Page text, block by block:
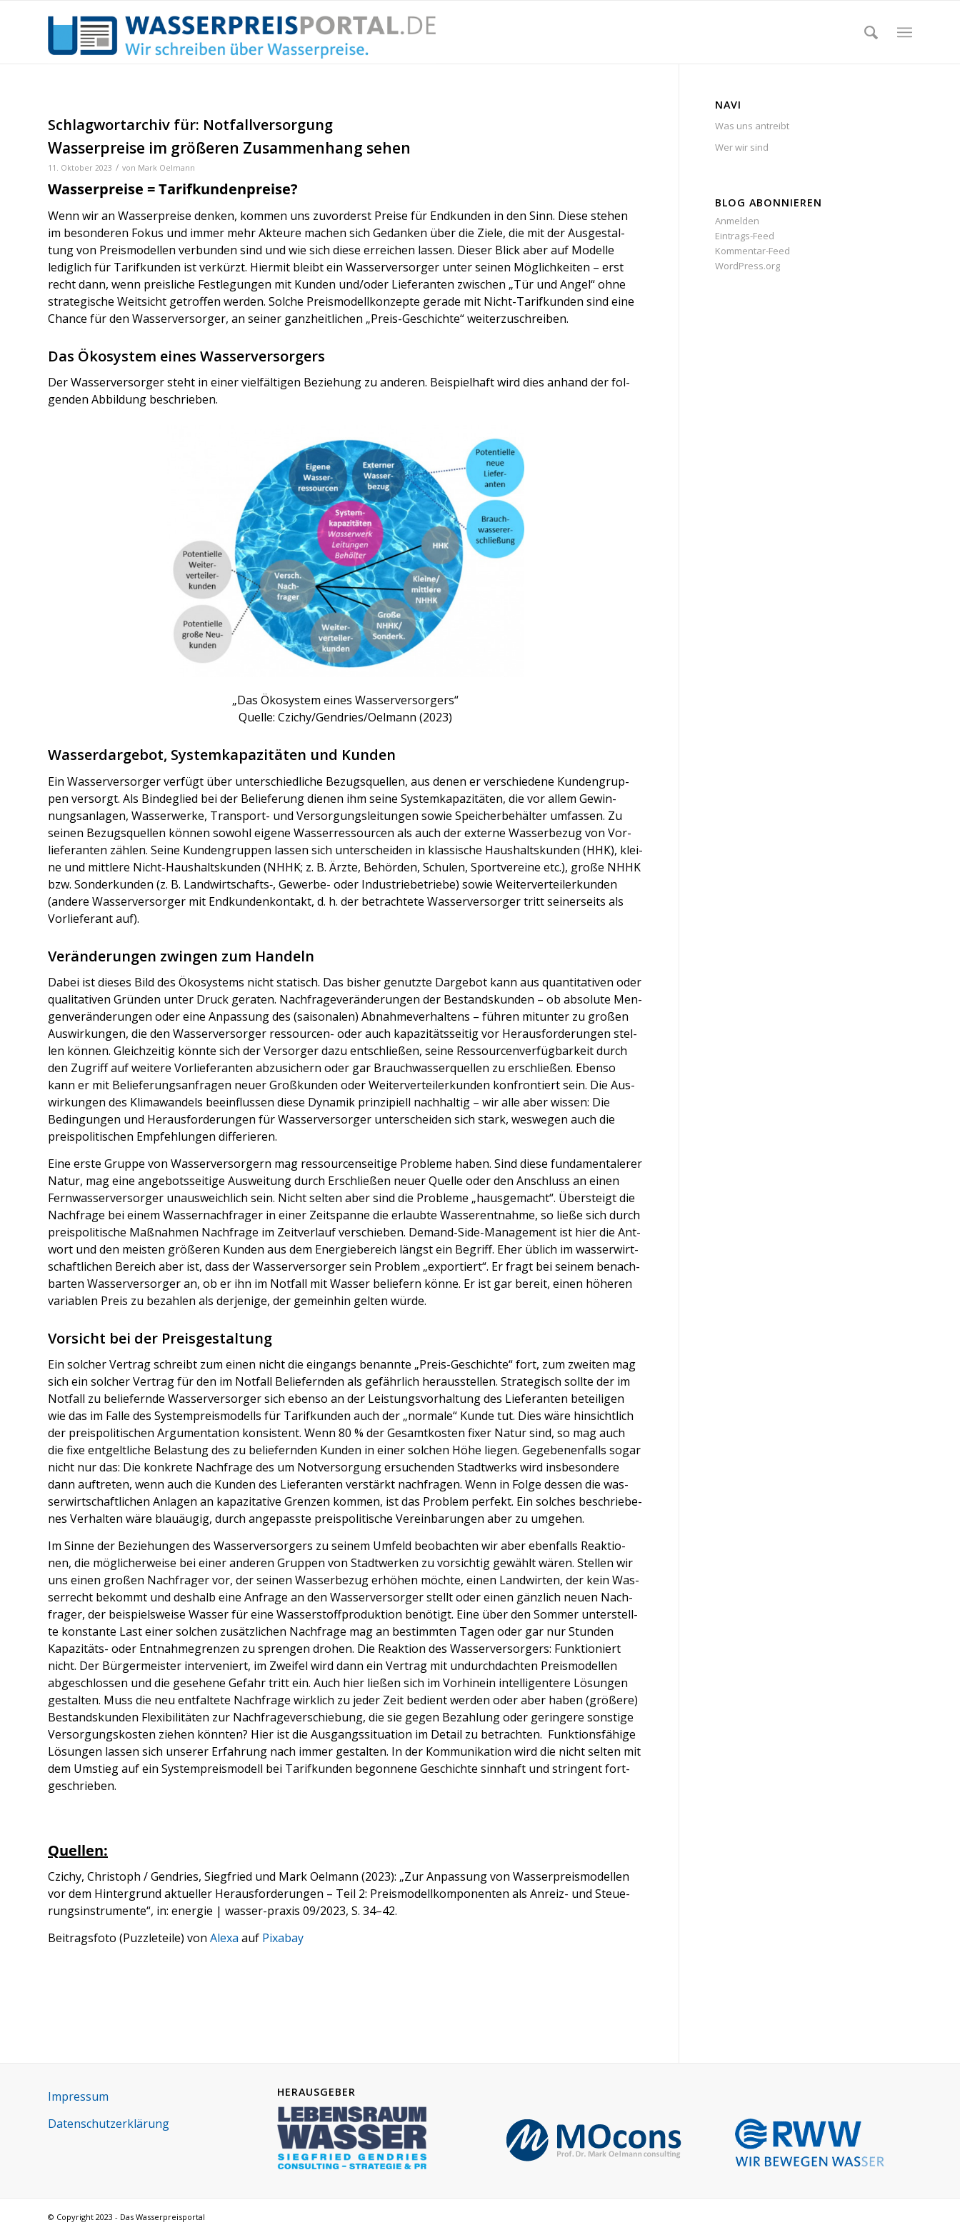
Schlagwortarchiv für: Notfallversorgung
Wasserpreise im größeren Zusammenhang sehen
11. Oktober 2023 / von Mark Oelmann
Wasserpreise = Tarifkundenpreise?
Wenn wir an Was­ser­prei­se den­ken, kom­men uns zuvor­derst Prei­se für End­kun­den in den Sinn. Die­se ste­hen
im beson­de­ren Fokus und immer mehr Akteu­re machen sich Gedan­ken über die Zie­le, die mit der Aus­ge­stal­
tung von Preis­mo­del­len ver­bun­den sind und wie sich die­se errei­chen las­sen. Die­ser Blick aber auf Model­le
ledig­lich für Tarif­kun­den ist ver­kürzt. Hier­mit bleibt ein Was­ser­ver­sor­ger unter sei­nen Mög­lich­kei­ten – erst
recht dann, wenn preis­li­che Fest­le­gun­gen mit Kun­den und/oder Lie­fe­ran­ten zwi­schen „Tür und Angel“ ohne
stra­te­gi­sche Weit­sicht getrof­fen wer­den. Sol­che Preis­mo­dell­kon­zep­te gera­de mit Nicht-Tarif­kun­den sind eine
Chan­ce für den Was­ser­ver­sor­ger, an sei­ner ganz­heit­li­chen „Preis-Geschich­te“ wei­ter­zu­schrei­ben.
Das Ökosystem eines Wasserversorgers
Der Was­ser­ver­sor­ger steht in einer viel­fäl­ti­gen Bezie­hung zu ande­ren. Bei­spiel­haft wird dies anhand der fol­
gen­den Abbil­dung beschrie­ben.
„Das Öko­sys­tem eines Was­ser­ver­sor­gers“
Quel­le: Czichy/Gendries/Oelmann (2023)
Wasserdargebot, Systemkapazitäten und Kunden
Ein Was­ser­ver­sor­ger ver­fügt über unter­schied­li­che Bezugs­quel­len, aus denen er ver­schie­de­ne Kun­den­grup­
pen ver­sorgt. Als Bin­de­glied bei der Belie­fe­rung die­nen ihm sei­ne Sys­tem­ka­pa­zi­tä­ten, die vor allem Gewin­
nungs­an­la­gen, Was­ser­wer­ke, Trans­port- und Ver­sor­gungs­lei­tun­gen sowie Spei­cher­be­häl­ter umfas­sen. Zu
sei­nen Bezugs­quel­len kön­nen sowohl eige­ne Was­ser­res­sour­cen als auch der exter­ne Was­ser­be­zug von Vor­
lie­fe­ran­ten zäh­len. Sei­ne Kun­den­grup­pen las­sen sich unter­schei­den in klas­si­sche Haus­halts­kun­den (HHK), klei­
ne und mitt­le­re Nicht-Haus­halts­kun­den (NHHK; z. B. Ärz­te, Behör­den, Schu­len, Sport­ver­ei­ne etc.), gro­ße NHHK
bzw. Son­der­kun­den (z. B. Landwirtschafts‑, Gewer­be- oder Indus­trie­be­trie­be) sowie Wei­ter­ver­tei­ler­kun­den
(ande­re Was­ser­ver­sor­ger mit End­kun­den­kon­takt, d. h. der betrach­te­te Was­ser­ver­sor­ger tritt sei­ner­seits als
Vor­lie­fe­rant auf).
Veränderungen zwingen zum Handeln
Dabei ist die­ses Bild des Öko­sys­tems nicht sta­tisch. Das bis­her genutz­te Dar­ge­bot kann aus quan­ti­ta­ti­ven oder
qua­li­ta­ti­ven Grün­den unter Druck gera­ten. Nach­fra­ge­ver­än­de­run­gen der Bestands­kun­den – ob abso­lu­te Men­
gen­ver­än­de­run­gen oder eine Anpas­sung des (sai­so­na­len) Abnah­me­ver­hal­tens – füh­ren mit­un­ter zu gro­ßen
Aus­wir­kun­gen, die den Was­ser­ver­sor­ger res­sour­cen- oder auch kapa­zi­täts­sei­tig vor Her­aus­for­de­run­gen stel­
len kön­nen. Gleich­zei­tig könn­te sich der Ver­sor­ger dazu ent­schlie­ßen, sei­ne Res­sour­cen­ver­füg­bar­keit durch
den Zugriff auf wei­te­re Vor­lie­fe­ran­ten abzu­si­chern oder gar Brauch­was­ser­quel­len zu erschlie­ßen. Eben­so
kann er mit Belie­fe­rungs­an­fra­gen neu­er Groß­kun­den oder Wei­ter­ver­tei­ler­kun­den kon­fron­tiert sein. Die Aus­
wir­kun­gen des Kli­ma­wan­dels beein­flus­sen die­se Dyna­mik prin­zi­pi­ell nach­hal­tig – wir alle aber wis­sen: Die
Bedin­gun­gen und Her­aus­for­de­run­gen für Was­ser­ver­sor­ger unter­schei­den sich stark, wes­we­gen auch die
preis­po­li­ti­schen Emp­feh­lun­gen dif­fe­rie­ren.
Eine ers­te Grup­pe von Was­ser­ver­sor­gern mag res­sour­cen­sei­ti­ge Pro­ble­me haben. Sind die­se fun­da­men­ta­le­rer
Natur, mag eine ange­bots­sei­ti­ge Aus­wei­tung durch Erschlie­ßen neu­er Quel­le oder den Anschluss an einen
Fern­was­ser­ver­sor­ger unaus­weich­lich sein. Nicht sel­ten aber sind die Pro­ble­me „haus­ge­macht“. Über­steigt die
Nach­fra­ge bei einem Was­ser­nach­fra­ger in einer Zeit­span­ne die erlaub­te Was­ser­ent­nah­me, so lie­ße sich durch
preis­po­li­ti­sche Maß­nah­men Nach­fra­ge im Zeit­ver­lauf ver­schie­ben. Demand-Side-Manage­ment ist hier die Ant­
wort und den meis­ten grö­ße­ren Kun­den aus dem Ener­gie­be­reich längst ein Begriff. Eher üblich im was­ser­wirt­
schaft­li­chen Bereich aber ist, dass der Was­ser­ver­sor­ger sein Pro­blem „expor­tiert“. Er fragt bei sei­nem benach­
bar­ten Was­ser­ver­sor­ger an, ob er ihn im Not­fall mit Was­ser belie­fern kön­ne. Er ist gar bereit, einen höhe­ren
varia­blen Preis zu bezah­len als der­je­ni­ge, der gemein­hin gel­ten wür­de.
Vorsicht bei der Preisgestaltung
Ein sol­cher Ver­trag schreibt zum einen nicht die ein­gangs benann­te „Preis-Geschich­te“ fort, zum zwei­ten mag
sich ein sol­cher Ver­trag für den im Not­fall Belie­fern­den als gefähr­lich her­aus­stel­len. Stra­te­gisch soll­te der im
Not­fall zu belie­fern­de Was­ser­ver­sor­ger sich eben­so an der Leis­tungs­vor­hal­tung des Lie­fe­ran­ten betei­li­gen
wie das im Fal­le des Sys­tem­preis­mo­dells für Tarif­kun­den auch der „nor­ma­le“ Kun­de tut. Dies wäre hin­sicht­lich
der preis­po­li­ti­schen Argu­men­ta­ti­on kon­sis­tent. Wenn 80 % der Gesamt­kos­ten fixer Natur sind, so mag auch
die fixe ent­gelt­li­che Belas­tung des zu belie­fern­den Kun­den in einer sol­chen Höhe lie­gen. Gege­be­nen­falls sogar
nicht nur das: Die kon­kre­te Nach­fra­ge des um Not­ver­sor­gung ersu­chen­den Stadt­werks wird ins­be­son­de­re
dann auf­tre­ten, wenn auch die Kun­den des Lie­fe­ran­ten ver­stärkt nach­fra­gen. Wenn in Fol­ge des­sen die was­
ser­wirt­schaft­li­chen Anla­gen an kapa­zi­ta­ti­ve Gren­zen kom­men, ist das Pro­blem per­fekt. Ein sol­ches beschrie­be­
nes Ver­hal­ten wäre blau­äu­gig, durch ange­pass­te preis­po­li­ti­sche Ver­ein­ba­run­gen aber zu umge­hen.
Im Sin­ne der Bezie­hun­gen des Was­ser­ver­sor­gers zu sei­nem Umfeld beob­ach­ten wir aber eben­falls Reak­tio­
nen, die mög­li­cher­wei­se bei einer ande­ren Grup­pen von Stadt­wer­ken zu vor­sich­tig gewählt wären. Stel­len wir
uns einen gro­ßen Nach­fra­ger vor, der sei­nen Was­ser­be­zug erhö­hen möch­te, einen Land­wir­ten, der kein Was­
ser­recht bekommt und des­halb eine Anfra­ge an den Was­ser­ver­sor­ger stellt oder einen gänz­lich neu­en Nach­
fra­ger, der bei­spiels­wei­se Was­ser für eine Was­ser­stoff­pro­duk­ti­on benö­tigt. Eine über den Som­mer unter­stell­
te kon­stan­te Last einer sol­chen zusätz­li­chen Nach­fra­ge mag an bestimm­ten Tagen oder gar nur Stun­den
Kapa­zi­täts- oder Ent­nah­me­gren­zen zu spren­gen dro­hen. Die Reak­ti­on des Was­ser­ver­sor­gers: Funk­tio­niert
nicht. Der Bür­ger­meis­ter inter­ve­niert, im Zwei­fel wird dann ein Ver­trag mit undurch­dach­ten Preis­mo­del­len
abge­schlos­sen und die gese­he­ne Gefahr tritt ein. Auch hier lie­ßen sich im Vor­hin­ein intel­li­gen­te­re Lösun­gen
gestal­ten. Muss die neu ent­fal­te­te Nach­fra­ge wirk­lich zu jeder Zeit bedient wer­den oder aber haben (grö­ße­re)
Bestands­kun­den Fle­xi­bi­li­tä­ten zur Nach­fra­ge­ver­schie­bung, die sie gegen Bezah­lung oder gerin­ge­re sons­ti­ge
Ver­sor­gungs­kos­ten zie­hen könn­ten? Hier ist die Aus­gangs­si­tua­ti­on im Detail zu betrach­ten. Funk­ti­ons­fä­hi­ge
Lösun­gen las­sen sich unse­rer Erfah­rung nach immer gestal­ten. In der Kom­mu­ni­ka­ti­on wird die nicht sel­ten mit
dem Umstieg auf ein Sys­tem­preis­mo­dell bei Tarif­kun­den begon­ne­ne Geschich­te sinn­haft und strin­gent fort­
ge­schrie­ben.
Quellen:
Czichy, Chris­toph / Gen­d­ries, Sieg­fried und Mark Oel­mann (2023): „Zur Anpas­sung von Was­ser­preis­mo­del­len
vor dem Hin­ter­grund aktu­el­ler Her­aus­for­de­run­gen – Teil 2: Preis­mo­dell­kom­po­nen­ten als Anreiz- und Steue­
rungs­in­stru­men­te“, in: ener­gie | was­ser-pra­xis 09/2023, S. 34–42.
Bei­trags­fo­to (Puz­zle­tei­le) von Ale­xa auf Pix­a­bay
NAVI
Was uns antreibt
Wer wir sind
BLOG ABONNIEREN
Anmelden
Eintrags-Feed
Kommentar-Feed
WordPress.org
Impres­sum
Daten­schutz­er­klä­rung
HERAUSGEBER
© Copyright 2023 - Das Wasserpreisportal